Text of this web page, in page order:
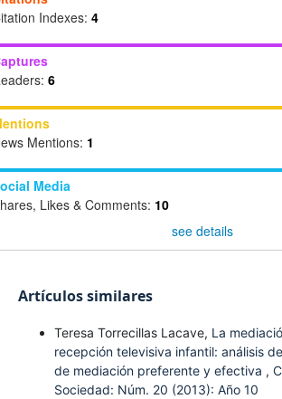
Indexes: 4
6
Mentions: 1
Media
Likes & Comments: 10
see details
Artículos similares
Teresa Torrecillas Lacave, La
recepción televisiva infantil: análisis
de mediación preferente y efectiva ,
Sociedad: Núm. 20 (2013): Año 10